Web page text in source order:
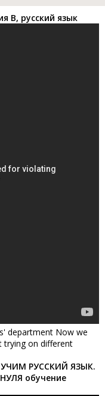
B, русский язык
department Now we
trying on different
УЧИМ РУССКИЙ ЯЗЫК.
обучение